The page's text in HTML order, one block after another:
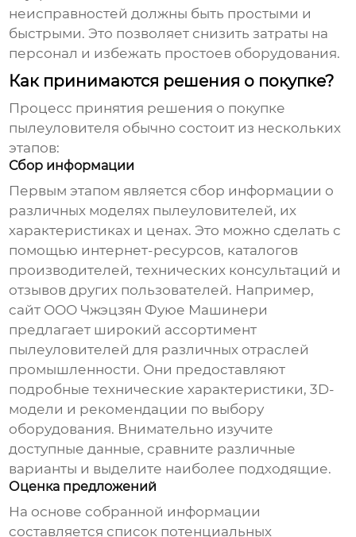
неисправностей должны быть простыми и
быстрыми. Это позволяет снизить затраты на
персонал и избежать простоев оборудования.
Как принимаются решения о покупке?
Процесс принятия решения о покупке
пылеуловителя обычно состоит из нескольких
этапов:
Сбор информации
Первым этапом является сбор информации о
различных моделях пылеуловителей, их
характеристиках и ценах. Это можно сделать с
помощью интернет-ресурсов, каталогов
производителей, технических консультаций и
отзывов других пользователей. Например,
сайт ООО Чжэцзян Фуюе Машинери
предлагает широкий ассортимент
пылеуловителей для различных отраслей
промышленности. Они предоставляют
подробные технические характеристики, 3D-
модели и рекомендации по выбору
оборудования. Внимательно изучите
доступные данные, сравните различные
варианты и выделите наиболее подходящие.
Оценка предложений
На основе собранной информации
составляется список потенциальных